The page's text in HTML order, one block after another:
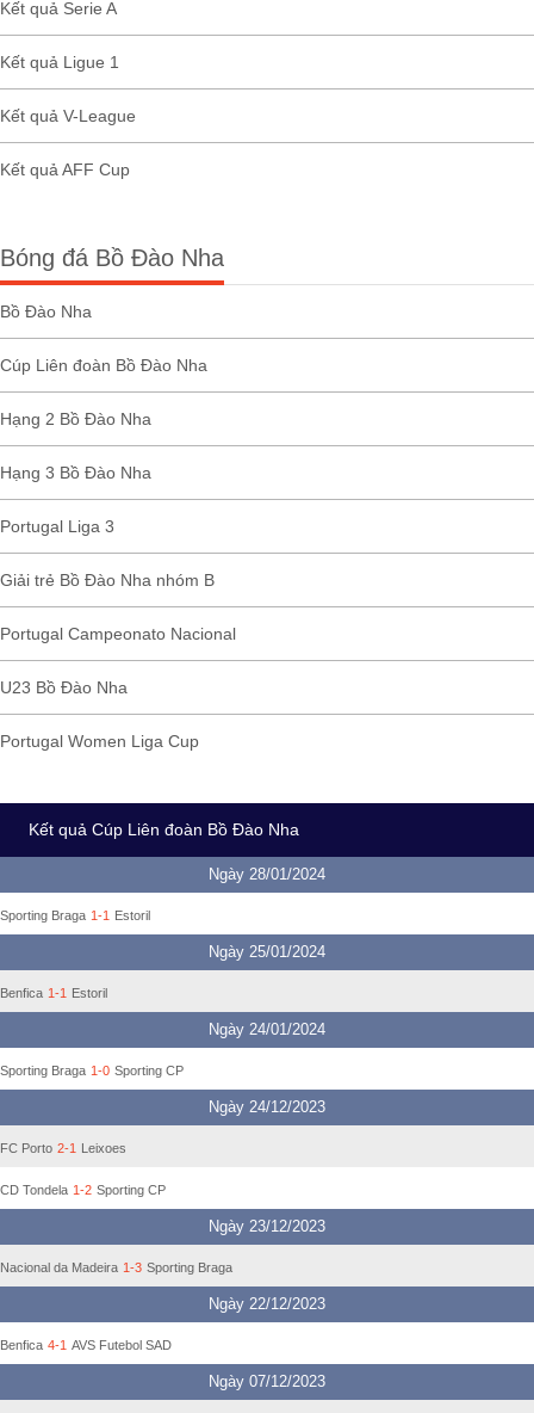
Kết quả Serie A
Kết quả Ligue 1
Kết quả V-League
Kết quả AFF Cup
Bóng đá Bồ Đào Nha
Bồ Đào Nha
Cúp Liên đoàn Bồ Đào Nha
Hạng 2 Bồ Đào Nha
Hạng 3 Bồ Đào Nha
Portugal Liga 3
Giải trẻ Bồ Đào Nha nhóm B
Portugal Campeonato Nacional
U23 Bồ Đào Nha
Portugal Women Liga Cup
Kết quả Cúp Liên đoàn Bồ Đào Nha
Ngày 28/01/2024
Sporting Braga 1-1 Estoril
Ngày 25/01/2024
Benfica 1-1 Estoril
Ngày 24/01/2024
Sporting Braga 1-0 Sporting CP
Ngày 24/12/2023
FC Porto 2-1 Leixoes
CD Tondela 1-2 Sporting CP
Ngày 23/12/2023
Nacional da Madeira 1-3 Sporting Braga
Ngày 22/12/2023
Benfica 4-1 AVS Futebol SAD
Ngày 07/12/2023